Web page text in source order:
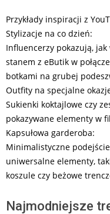
Przykłady inspiracji z
Stylizacje na co dzień:
Influencerzy pokazują,
stanem z eButik w
botkami na grubej
Outfity na specjalne
Sukienki koktajlowe czy
pokazywane elementy w
Kapsułowa garderoba:
Minimalistyczne
uniwersalne elementy,
koszule czy beżowe
Najmodniejsze